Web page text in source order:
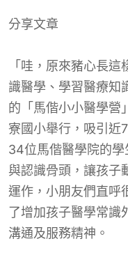
分享文章
「哇，原來豬心長
識醫學、學習醫療知
的「馬偕小小醫學營
寮國小舉行，吸引近
34位馬偕醫學院的學
與認識骨頭，讓孩子
運作，小朋友們直呼
了增加孩子醫學常識
溝通及服務精神。